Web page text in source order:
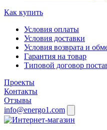
Как купить
Условия оплаты
Условия доставки
Условия возврата и
Гарантия на товар
Типовой договор
Проекты
Контакты
Отзывы
info@energo1.com